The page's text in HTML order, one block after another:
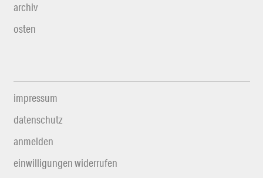
archiv
osten
impressum
datenschutz
anmelden
einwilligungen widerrufen